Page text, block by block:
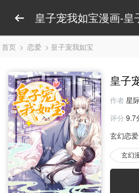
皇子宠我如宝漫画-
首页 > 恋爱 > 皇子宠我如宝
皇子
作者 星
评分 9.7
玄幻恋爱
玄幻